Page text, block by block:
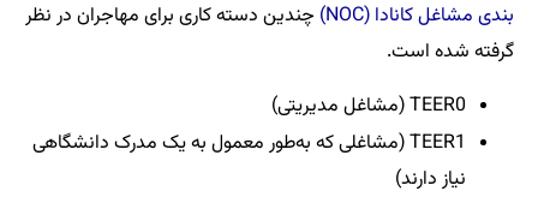
بندی مشاغل کانادا (NOC)
چندین دسته کاری برای مهاجران در نظر
گرفته شده است.
TEER0 (مشاغل مدیریتی)
TEER1 (مشاغلی که به‌طور معمول به یک مدرک دانشگاهی
نیاز دارند)